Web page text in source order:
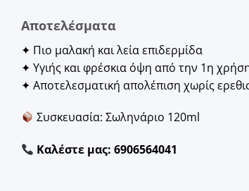
Αποτελέσματα
✦ Πιο μαλακή και λεία επιδερμίδα
✦ Υγιής και φρέσκια όψη από την 1η
✦ Αποτελεσματική απολέπιση χωρίς
Συσκευασία: Σωληνάριο 120ml
Καλέστε μας: 6906564041